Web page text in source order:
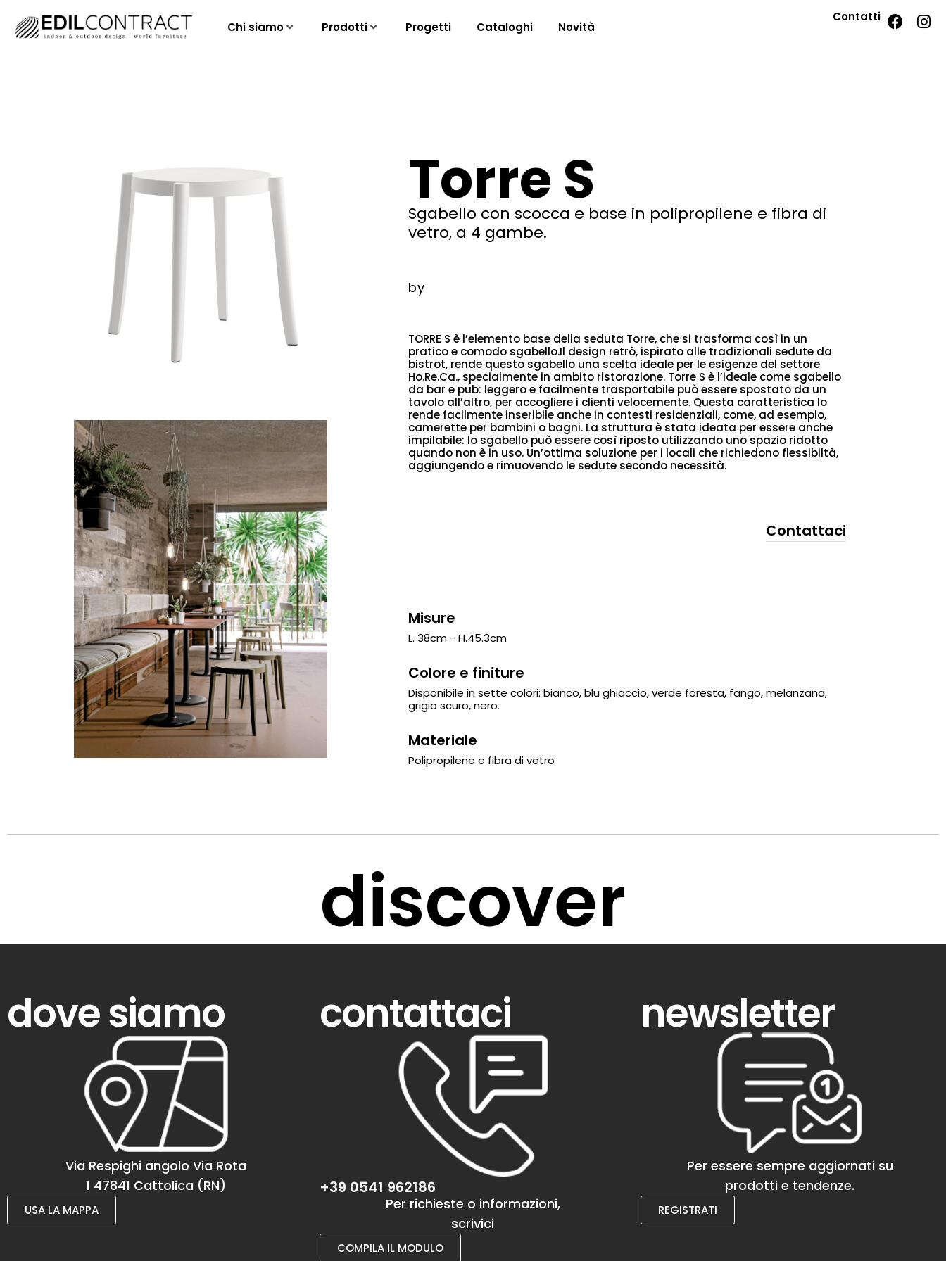
Chi siamo Prodotti Progetti Cataloghi Novità
Contatti
Torre S
Sgabello con scocca e base in polipropilene e fibra di
vetro, a 4 gambe.
by
TORRE S è l’elemento base della seduta Torre, che si trasforma così in un
pratico e comodo sgabello.Il design retrò, ispirato alle tradizionali sedute da
bistrot, rende questo sgabello una scelta ideale per le esigenze del settore
Ho.Re.Ca., specialmente in ambito ristorazione. Torre S è l’ideale come sgabello
da bar e pub: leggero e facilmente trasportabile può essere spostato da un
tavolo all’altro, per accogliere i clienti velocemente. Questa caratteristica lo
rende facilmente inseribile anche in contesti residenziali, come, ad esempio,
camerette per bambini o bagni. La struttura è stata ideata per essere anche
impilabile: lo sgabello può essere così riposto utilizzando uno spazio ridotto
quando non è in uso. Un’ottima soluzione per i locali che richiedono flessibiltà,
aggiungendo e rimuovendo le sedute secondo necessità.
Contattaci
Misure
L. 38cm - H.45.3cm
Colore e finiture
Disponibile in sette colori: bianco, blu ghiaccio, verde foresta, fango, melanzana,
grigio scuro, nero.
Materiale
Polipropilene e fibra di vetro
discover
dove siamo
Via Respighi angolo Via Rota
1 47841 Cattolica (RN)
USA LA MAPPA
contattaci
+39 0541 962186
Per richieste o informazioni,
scrivici
COMPILA IL MODULO
newsletter
Per essere sempre aggiornati su
prodotti e tendenze.
REGISTRATI